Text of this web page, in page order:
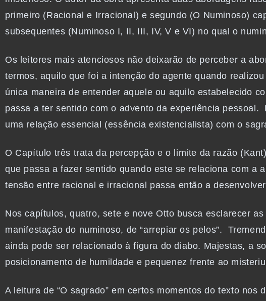
primeiro (Racional e Irracional) e segundo (O Numinoso)
subsequentes (Numinoso I, II, III, IV, V e VI) no qual o
Os leitores mais atenciosos não deixarão de perceber a
termos, aquilo que foi a intenção do agente quando
única maneira de entender aquele ou aquilo estabelecido
passa a ter sentido com o advento da experiência
uma relação essencial (essência existencialista) com o
O Capítulo três trata da percepção e o limite da razão
que passa a fazer sentido quando este se relaciona com a
tensão entre racional e irracional passa então a
Nos capítulos, quatro, sete e nove Otto busca esclarecer
manifestação do numinoso, de “arrepiar os pelos”.
ainda pode ser relacionado à figura do diabo. Majestas, a
posicionamento de humildade e pequenez frente ao
A leitura de “O sagrado” em certos momentos do texto